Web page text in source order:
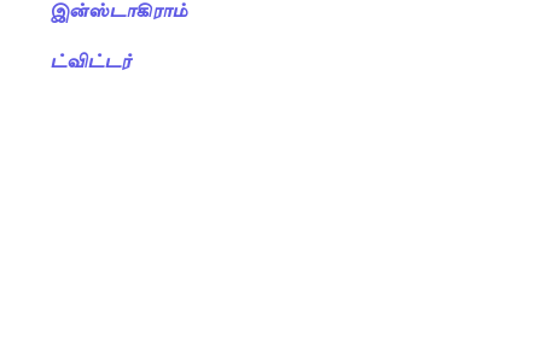
இன்ஸ்டாகிராம்
ட்விட்டர்